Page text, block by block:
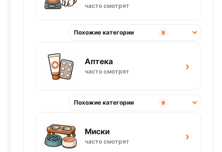
часто смотрят
Похожие категории 9
Аптека
часто смотрят ›
Похожие категории 9
Миски
часто смотрят ›